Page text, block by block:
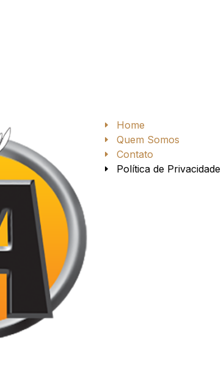
Home
Quem Somos
Contato
Política de Privacidade